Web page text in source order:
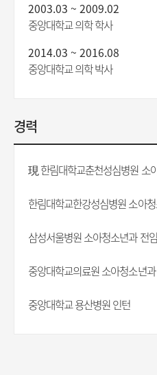
2003.03 ~ 2009.02
중앙대학교 의학 학사
2014.03 ~ 2016.08
중앙대학교 의학 박사
경력
現 한림대학교춘천성심병원 소
한림대학교한강성심병원 소아
삼성서울병원 소아청소년과 전
중앙대학교의료원 소아청소년
중앙대학교 용산병원 인턴